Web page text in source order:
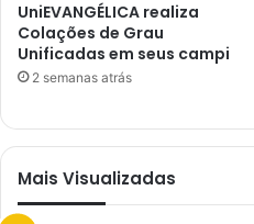
UniEVANGÉLICA realiza
Colações de Grau
Unificadas em seus campi
2 semanas atrás
Mais Visualizadas